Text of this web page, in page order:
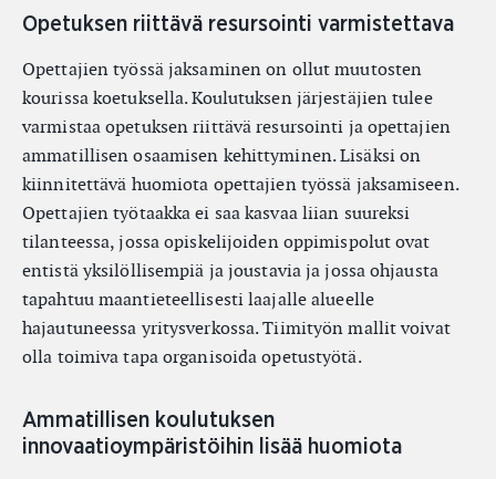
Opetuksen riittävä resursointi varmistettava
Opettajien työssä jaksaminen on ollut muutosten
kourissa koetuksella. Koulutuksen järjestäjien tulee
varmistaa opetuksen riittävä resursointi ja opettajien
ammatillisen osaamisen kehittyminen. Lisäksi on
kiinnitettävä huomiota opettajien työssä jaksamiseen.
Opettajien työtaakka ei saa kasvaa liian suureksi
tilanteessa, jossa opiskelijoiden oppimispolut ovat
entistä yksilöllisempiä ja joustavia ja jossa ohjausta
tapahtuu maantieteellisesti laajalle alueelle
hajautuneessa yritysverkossa. Tiimityön mallit voivat
olla toimiva tapa organisoida opetustyötä.
Ammatillisen koulutuksen
innovaatioympäristöihin lisää huomiota